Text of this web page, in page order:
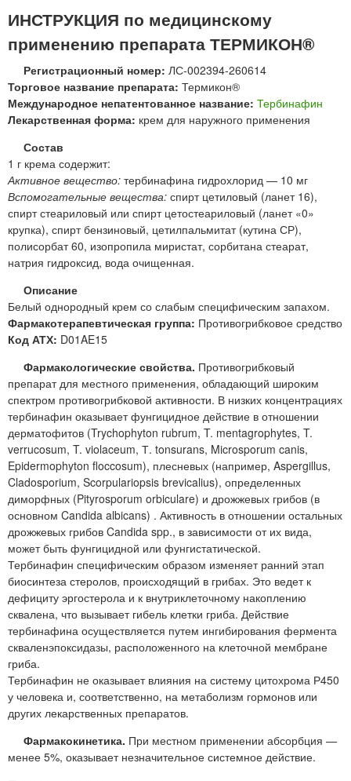
ИНСТРУКЦИЯ по медицинскому
применению препарата ТЕРМИКОН®
Регистрационный номер: ЛС-002394-260614
Торговое название препарата: Термикон®
Международное непатентованное название: Тербинафин
Лекарственная форма: крем для наружного применения
Состав
1 г крема содержит:
Активное вещество: тербинафина гидрохлорид — 10 мг
Вспомогательные вещества: спирт цетиловый (ланет 16),
спирт стеариловый или спирт цетостеариловый (ланет «0»
крупка), спирт бензиновый, цетилпальмитат (кутина СР),
полисорбат 60, изопропила миристат, сорбитана стеарат,
натрия гидроксид, вода очищенная.
Описание
Белый однородный крем со слабым специфическим запахом.
Фармакотерапевтическая группа: Противогрибковое средство
Код АТХ: D01AE15
Фармакологические свойства. Противогрибковый
препарат для местного применения, обладающий широким
спектром противогрибковой активности. В низких концентрациях
тербинафин оказывает фунгицидное действие в отношении
дерматофитов (Trychophyton rubrum, T. mentagrophytes, T.
verrucosum, T. violaceum, Т. tonsurans, Microsporum canis,
Epidermophyton floccosum), плесневых (например, Aspergillus,
Cladosporium, Scorpulariopsis brevicalius), определенных
диморфных (Pityrosporum orbiculare) и дрожжевых грибов (в
основном Candida albicans) . Активность в отношении остальных
дрожжевых грибов Candida spp., в зависимости от их вида,
может быть фунгицидной или фунгистатической.
Тербинафин специфическим образом изменяет ранний этап
биосинтеза стеролов, происходящий в грибах. Это ведет к
дефициту эргостерола и к внутриклеточному накоплению
сквалена, что вызывает гибель клетки гриба. Действие
тербинафина осуществляется путем ингибирования фермента
скваленэпоксидазы, расположенного на клеточной мембране
гриба.
Тербинафин не оказывает влияния на систему цитохрома Р450
у человека и, соответственно, на метаболизм гормонов или
других лекарственных препаратов.
Фармакокинетика. При местном применении абсорбция —
менее 5%, оказывает незначительное системное действие.